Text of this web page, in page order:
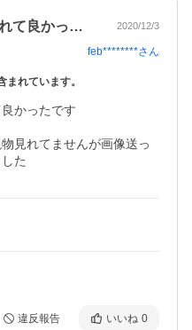
質問にもすぐに対応してくれて良かったで… 2020/12/3
feb********さん
れています。
かったです
見れてませんが画像送っ
た
違反報告 いいね 0